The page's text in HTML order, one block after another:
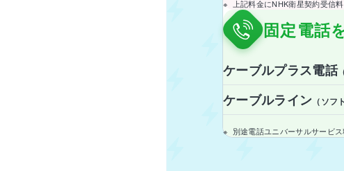
上記料金にNHK衛星契約受信
固定電話
ケーブルプラス電話
ケーブルライン （ソフ
別途電話ユニバーサルサービ